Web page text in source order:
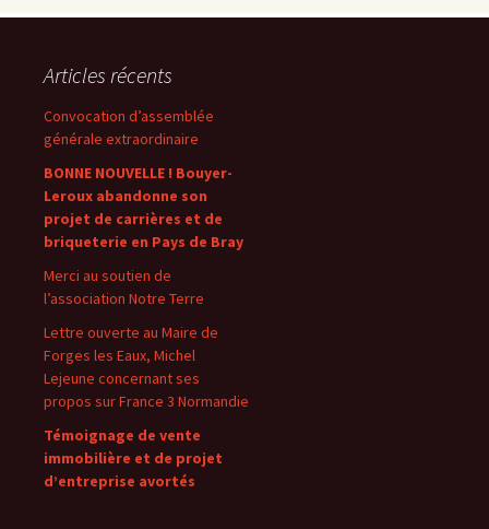
Articles récents
Convocation d’assemblée
générale extraordinaire
BONNE NOUVELLE ! Bouyer-
Leroux abandonne son
projet de carrières et de
briqueterie en Pays de Bray
Merci au soutien de
l’association Notre Terre
Lettre ouverte au Maire de
Forges les Eaux, Michel
Lejeune concernant ses
propos sur France 3 Normandie
Témoignage de vente
immobilière et de projet
d’entreprise avortés